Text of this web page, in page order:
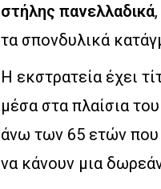
στήλης πανελλαδικά
τα σπονδυλικά
Η εκστρατεία έχει
μέσα στα πλαίσια
άνω των 65 ετών
να κάνουν μια